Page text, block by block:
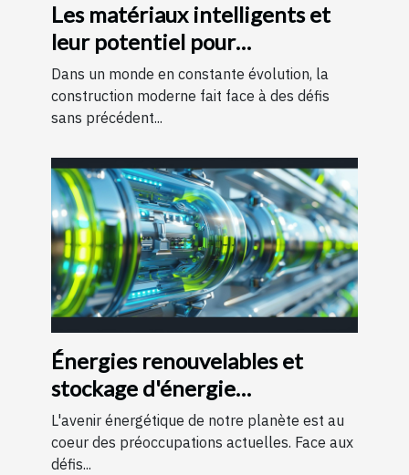
Les matériaux intelligents et
leur potentiel pour
transformer la construction
moderne
Dans un monde en constante évolution, la
construction moderne fait face à des défis
sans précédent...
Énergies renouvelables et
stockage d'énergie
perspectives et technologies
d'avenir
L'avenir énergétique de notre planète est au
coeur des préoccupations actuelles. Face aux
défis...